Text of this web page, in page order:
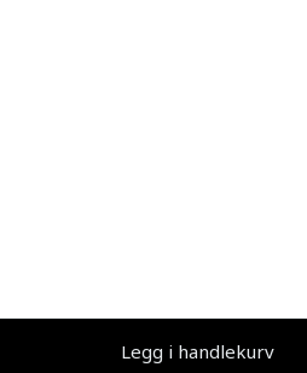
Legg i handlekurv